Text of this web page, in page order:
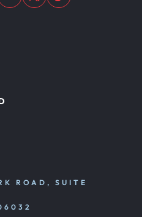
ROAD, SUITE